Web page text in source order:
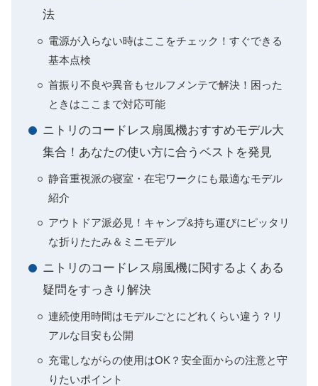
法
電源が入らない時はここをチェック！すぐできる
基本点検
首振り不良や異音もセルフメンテで解決！困った
ときはここまで対応可能
ニトリのコードレス扇風機おすすめモデル大
集合！あなたの使い方に合うベストを発見
静音重視派の寝室・在宅ワークにも最適なモデル
紹介
アウトドア派必見！キャンプ&持ち運びにピッタリ
な折りたたみ＆ミニモデル
ニトリのコードレス扇風機に関するよくある
疑問をすっきり解決
連続使用時間はモデルごとにどれくらい違う？リ
アルな目安も公開
充電しながらの使用はOK？安全面からの注意と守
りたいポイント